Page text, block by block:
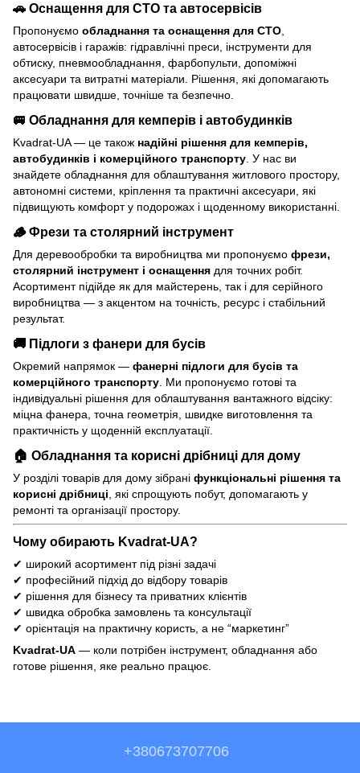
🚗 Оснащення для СТО та автосервісів
Пропонуємо обладнання та оснащення для СТО,
автосервісів і гаражів: гідравлічні преси, інструменти для
обтиску, пневмообладнання, фарбопульти, допоміжні
аксесуари та витратні матеріали. Рішення, які допомагають
працювати швидше, точніше та безпечно.
🚐 Обладнання для кемперів і автобудинків
Kvadrat-UA — це також надійні рішення для кемперів,
автобудинків і комерційного транспорту . У нас ви
знайдете обладнання для облаштування житлового простору,
автономні системи, кріплення та практичні аксесуари, які
підвищують комфорт у подорожах і щоденному використанні.
🪵 Фрези та столярний інструмент
Для деревообробки та виробництва ми пропонуємо фрези,
столярний інструмент і оснащення для точних робіт.
Асортимент підійде як для майстерень, так і для серійного
виробництва — з акцентом на точність, ресурс і стабільний
результат.
🚚 Підлоги з фанери для бусів
Окремий напрямок — фанерні підлоги для бусів та
комерційного транспорту . Ми пропонуємо готові та
індивідуальні рішення для облаштування вантажного відсіку:
міцна фанера, точна геометрія, швидке виготовлення та
практичність у щоденній експлуатації.
🏠 Обладнання та корисні дрібниці для дому
У розділі товарів для дому зібрані функціональні рішення та
корисні дрібниці , які спрощують побут, допомагають у
ремонті та організації простору.
Чому обирають Kvadrat-UA?
✔ широкий асортимент під різні задачі
✔ професійний підхід до відбору товарів
✔ рішення для бізнесу та приватних клієнтів
✔ швидка обробка замовлень та консультації
✔ орієнтація на практичну користь, а не “маркетинг”
Kvadrat-UA — коли потрібен інструмент, обладнання або
готове рішення, яке реально працює.
+380673707706